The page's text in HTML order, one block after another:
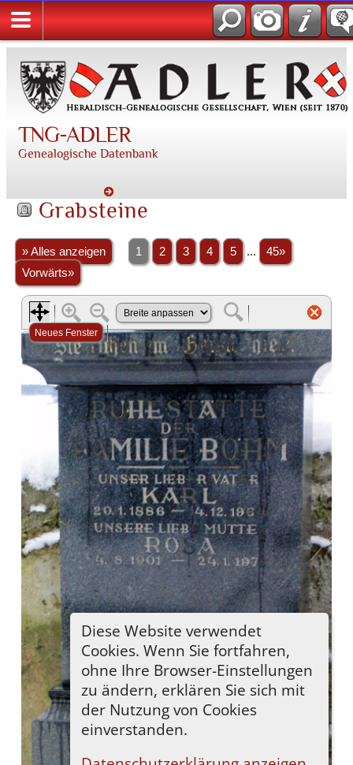
TNG-ADLER
Genealogische Datenbank
Grabsteine
» Alles anzeigen 1 2 3 4 5 ...
45»
Vorwärts»